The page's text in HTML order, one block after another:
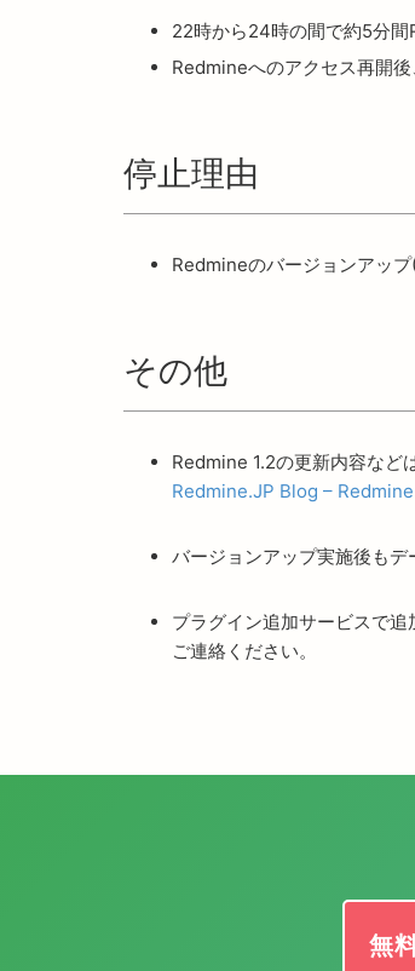
22時から24時の間で約5分間
Redmineへのアクセス再開
停止理由
Redmineのバージョンアップ
その他
Redmine 1.2の更新内容など
Redmine.JP Blog –
バージョンアップ実施後もデ
プラグイン追加サービスで
ご連絡ください。
無